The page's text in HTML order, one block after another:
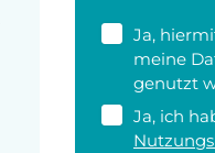
Ja,
meine
genutzt
Ja, ich